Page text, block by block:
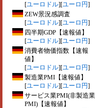
[ユーロドル][ユーロ円]
ZEW景況感調査
[ユーロドル][ユーロ円]
四半期GDP【速報値】
[ユーロドル][ユーロ円]
消費者物価指数【速報
値】
[ユーロドル][ユーロ円]
製造業PMI【速報値】
[ユーロドル][ユーロ円]
サービス業PMI(非製造業
PMI)【速報値】